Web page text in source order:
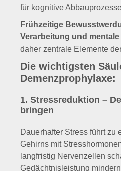
für kognitive
Frühzeitige
Verarbeitung und
daher zentrale Elemente
Die wichtigsten
Demenzprophylaxe:
1. Stressreduktion –
bringen
Dauerhafter Stress führt zu
Gehirns mit
langfristig Nervenzellen
Gedächtnisleistung